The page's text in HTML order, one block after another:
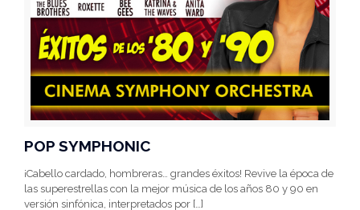
POP SYMPHONIC
¡Cabello cardado, hombreras… grandes éxitos! Revive la época de
las superestrellas con la mejor música de los años 80 y 90 en
versión sinfónica, interpretados por […]